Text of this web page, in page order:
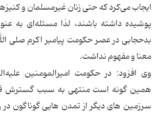
ایجاب می‌کرد که حتی زنان غیرمسلمان و
پوشیده داشته باشند، لذا مسئله‌ای به
بدحجابی در عصر حکومت پیامبر اکرم صلی
معنا و مفهوم نداشت.
وی افزود: در حکومت امیرالمومنین
همین گونه است منتهی به سبب گسترش
سرزمین های دیگر از تمدن هایی گوناگون در